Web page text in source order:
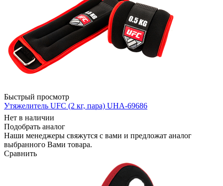
Быстрый просмотр
Утяжелитель UFC (2 кг, пара) UHA-69686
Нет в наличии
Подобрать аналог
Наши менеджеры свяжутся с вами и предложат аналог
выбранного Вами товара.
Сравнить